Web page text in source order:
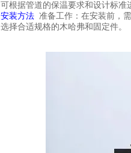
可根据管道的保温要求和设计标准
安装方法 准备工作：在安装前，
选择合适规格的木哈弗和固定件。